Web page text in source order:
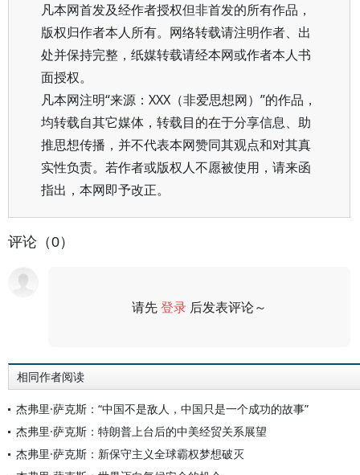
凡本网首发及经作者授权但非首发的所有作品，
版权归作者本人所有。网络转载请注明作者、出
处并保持完整，纸媒转载请经本网或作者本人书
面授权。
凡本网注明“来源：XXX（非爱思想网）”的作品，
均转载自其它媒体，转载目的在于分享信息、助
推思想传播，并不代表本网赞同其观点和对其真
实性负责。若作者或版权人不愿被使用，请来函
指出，本网即予改正。
评论（0）
请先登录 后发表评论～
相同作者阅读
杰弗里·萨克斯：“中国不是敌人，中国只是一个成功的故事”
杰弗里·萨克斯：特朗普上台后的中美经贸关系展望
杰弗里·萨克斯：新保守主义全球霸权梦想破灭